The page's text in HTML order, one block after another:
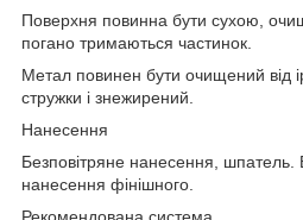
Поверхня повинна бути сухою,
погано тримаються частинок.
Метал повинен бути очищений від
стружки і знежирений.
Нанесення
Безповітряне нанесення,
нанесення фінішного.